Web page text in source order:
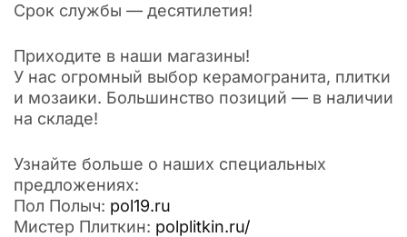
Срок службы — десятилетия!
Приходите в наши магазины!
У нас огромный выбор керамогранита, плитки
и мозаики. Большинство позиций — в наличии
на складе!
Узнайте больше о наших специальных
предложениях:
Пол Полыч: pol19.ru
Мистер Плиткин: polplitkin.ru/